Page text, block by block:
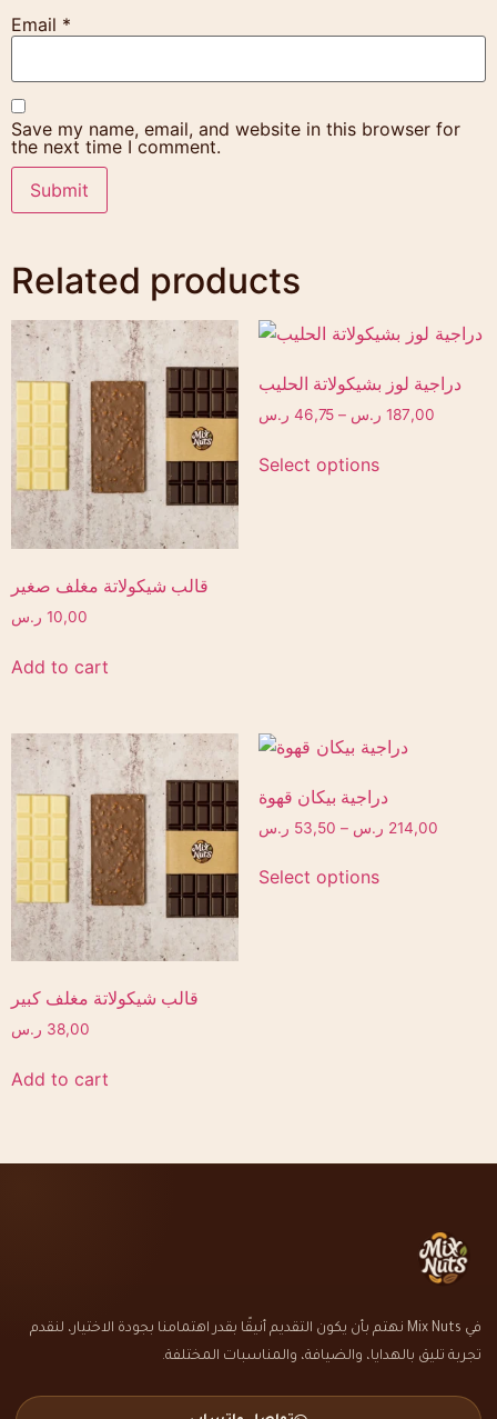
Email *
Save my name, email, and website in this browser for
the next time I comment.
Related products
قالب شيكولاتة مغلف صغير
10,00 ر.س
Add to cart
دراجية لوز بشيكولاتة الحليب
46,75 ر.س – 187,00 ر.س
Select options
قالب شيكولاتة مغلف كبير
38,00 ر.س
Add to cart
دراجية بيكان قهوة
53,50 ر.س – 214,00 ر.س
Select options
في Mix Nuts نهتم بأن يكون التقديم أنيقًا بقدر اهتمامنا بجودة الاختيار، لنقدم
تجربة تليق بالهدايا، والضيافة، والمناسبات المختلفة.